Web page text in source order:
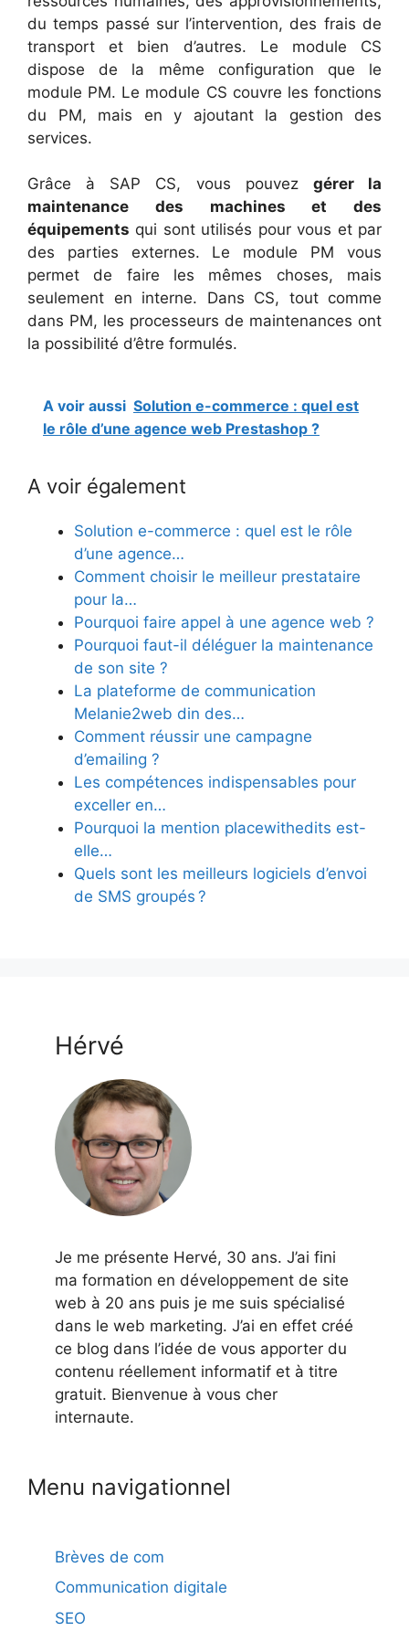
du temps passé sur l’intervention, des frais de
transport et bien d’autres. Le module CS
dispose de la même configuration que le
module PM. Le module CS couvre les fonctions
du PM, mais en y ajoutant la gestion des
services.
Grâce à SAP CS, vous pouvez gérer la
maintenance des machines et des
équipements qui sont utilisés pour vous et par
des parties externes. Le module PM vous
permet de faire les mêmes choses, mais
seulement en interne. Dans CS, tout comme
dans PM, les processeurs de maintenances ont
la possibilité d’être formulés.
A voir aussi Solution e-commerce : quel est
le rôle d’une agence web Prestashop ?
A voir également
Solution e-commerce : quel est le rôle
d’une agence…
Comment choisir le meilleur prestataire
pour la…
Pourquoi faire appel à une agence web ?
Pourquoi faut-il déléguer la maintenance
de son site ?
La plateforme de communication
Melanie2web din des…
Comment réussir une campagne
d’emailing ?
Les compétences indispensables pour
exceller en…
Pourquoi la mention placewithedits est-
elle…
Quels sont les meilleurs logiciels d’envoi
de SMS groupés ?
Hérvé
Je me présente Hervé, 30 ans. J’ai fini
ma formation en développement de site
web à 20 ans puis je me suis spécialisé
dans le web marketing. J’ai en effet créé
ce blog dans l’idée de vous apporter du
contenu réellement informatif et à titre
gratuit. Bienvenue à vous cher
internaute.
Menu navigationnel
Brèves de com
Communication digitale
SEO